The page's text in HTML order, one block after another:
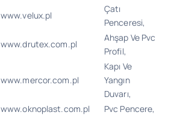
www.velux.pl
Çatı
Penceresi,
www.drutex.com.pl
Ahşap Ve Pvc
Profil,
www.mercor.com.pl
Kapı Ve
Yangın
Duvarı,
www.oknoplast.com.pl
Pvc Pencere,